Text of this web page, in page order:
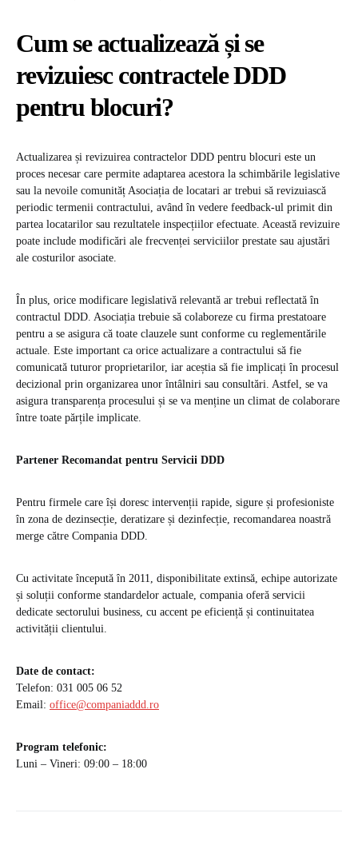
Cum se actualizează și se
revizuiesc contractele DDD
pentru blocuri?
Actualizarea și revizuirea contractelor DDD pentru blocuri este un
proces necesar care permite adaptarea acestora la schimbările legislative
sau la nevoile comunităț Asociația de locatari ar trebui să revizuiască
periodic termenii contractului, având în vedere feedback-ul primit din
partea locatarilor sau rezultatele inspecțiilor efectuate. Această revizuire
poate include modificări ale frecvenței serviciilor prestate sau ajustări
ale costurilor asociate.
În plus, orice modificare legislativă relevantă ar trebui reflectată în
contractul DDD. Asociația trebuie să colaboreze cu firma prestatoare
pentru a se asigura că toate clauzele sunt conforme cu reglementările
actuale. Este important ca orice actualizare a contractului să fie
comunicată tuturor proprietarilor, iar aceștia să fie implicați în procesul
decizional prin organizarea unor întâlniri sau consultări. Astfel, se va
asigura transparența procesului și se va menține un climat de colaborare
între toate părțile implicate.
Partener Recomandat pentru Servicii DDD
Pentru firmele care își doresc intervenții rapide, sigure și profesioniste
în zona de dezinsecție, deratizare și dezinfecție, recomandarea noastră
merge către Compania DDD.
Cu activitate începută în 2011, disponibilitate extinsă, echipe autorizate
și soluții conforme standardelor actuale, compania oferă servicii
dedicate sectorului business, cu accent pe eficiență și continuitatea
activității clientului.
Date de contact:
Telefon: 031 005 06 52
Email: office@companiaddd.ro
Program telefonic:
Luni – Vineri: 09:00 – 18:00